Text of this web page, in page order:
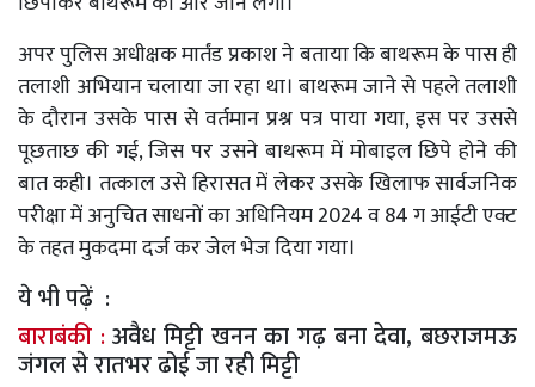
अपर पुलिस अधीक्षक मार्तंड प्रकाश ने बताया कि बाथरूम के पास ही
तलाशी अभियान चलाया जा रहा था। बाथरूम जाने से पहले तलाशी
के दौरान उसके पास से वर्तमान प्रश्न पत्र पाया गया, इस पर उससे
पूछताछ की गई, जिस पर उसने बाथरूम में मोबाइल छिपे होने की
बात कही। तत्काल उसे हिरासत में लेकर उसके खिलाफ सार्वजनिक
परीक्षा में अनुचित साधनों का अधिनियम 2024 व 84 ग आईटी एक्ट
के तहत मुकदमा दर्ज कर जेल भेज दिया गया।
ये भी पढ़ें :
बाराबंकी :अवैध मिट्टी खनन का गढ़ बना देवा, बछराजमऊ
जंगल से रातभर ढोई जा रही मिट्टी